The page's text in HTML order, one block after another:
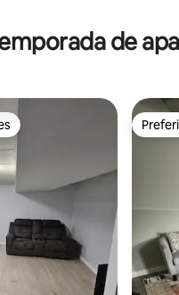
de
avaliações